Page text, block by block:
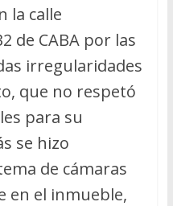
la calle
de CABA por las
irregularidades
que no respetó
para su
se hizo
de cámaras
en el inmueble,